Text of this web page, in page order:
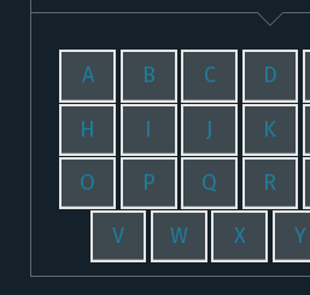
A B C D
H I J K
O P Q R
V W X Y